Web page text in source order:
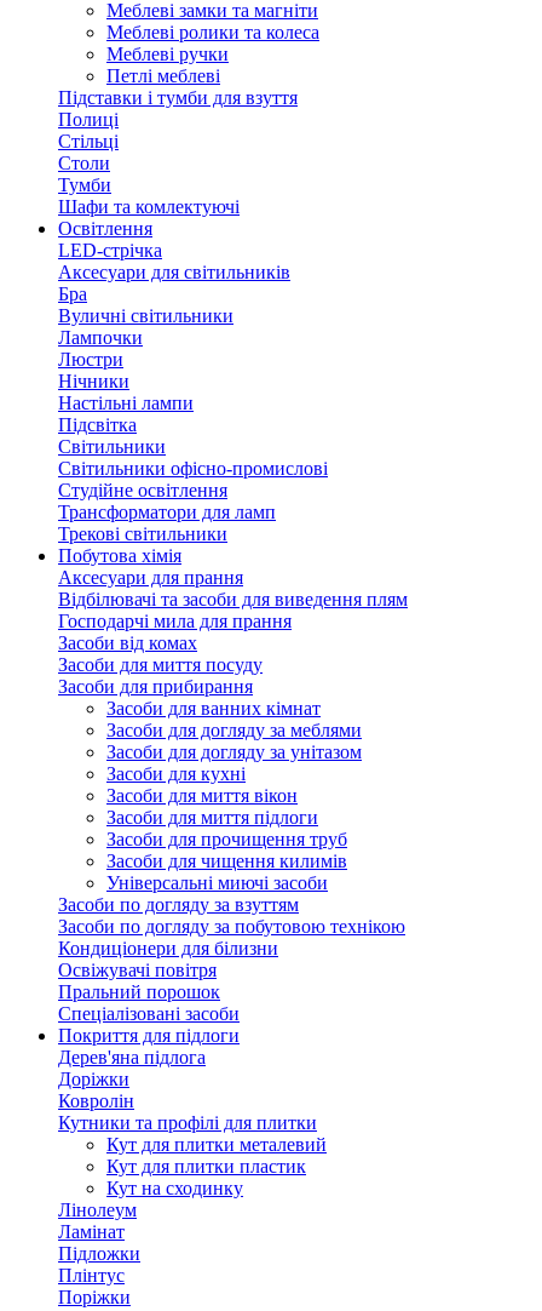
Меблеві замки та магніти
Меблеві ролики та колеса
Меблеві ручки
Петлі меблеві
Підставки і тумби для взуття
Полиці
Стільці
Столи
Тумби
Шафи та комлектуючі
Освітлення
LED-стрічка
Аксесуари для світильників
Бра
Вуличні світильники
Лампочки
Люстри
Нічники
Настільні лампи
Підсвітка
Світильники
Світильники офісно-промислові
Студійне освітлення
Трансформатори для ламп
Трекові світильники
Побутова хімія
Аксесуари для прання
Відбілювачі та засоби для виведення плям
Господарчі мила для прання
Засоби від комах
Засоби для миття посуду
Засоби для прибирання
Засоби для ванних кімнат
Засоби для догляду за меблями
Засоби для догляду за унітазом
Засоби для кухні
Засоби для миття вікон
Засоби для миття підлоги
Засоби для прочищення труб
Засоби для чищення килимів
Універсальні миючі засоби
Засоби по догляду за взуттям
Засоби по догляду за побутовою технікою
Кондиціонери для білизни
Освіжувачі повітря
Пральний порошок
Спеціалізовані засоби
Покриття для підлоги
Дерев'яна підлога
Доріжки
Ковролін
Кутники та профілі для плитки
Кут для плитки металевий
Кут для плитки пластик
Кут на сходинку
Лінолеум
Ламінат
Підложки
Плінтус
Поріжки